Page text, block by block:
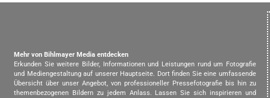
Mehr von Bihlmayer Media entdecken
Erkunden Sie weitere Bilder, Informationen und Leistungen rund um Fotografie
und Mediengestaltung auf unserer Hauptseite. Dort finden Sie eine umfassende
Übersicht über unser Angebot, von professioneller Pressefotografie bis hin zu
themenbezogenen Bildern zu jedem Anlass. Lassen Sie sich inspirieren und